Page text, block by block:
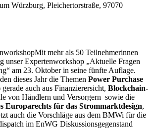
Würzburg, Pleichertorstraße, 97070
Mit mehr als 50 Teilnehmerinnen
unser Expertenworkshop „Aktuelle Fragen
am 23. Oktober in seine fünfte Auflage.
dieses Jahr die Themen Power Purchase
gerade auch aus Finanzierersicht, Blockchain-
von Händlern und Versorgern sowie die
Europarechts für das Strommarktdesign,
auch die Vorschläge aus dem BMWi für die
im EnWG Diskussionsgegenstand